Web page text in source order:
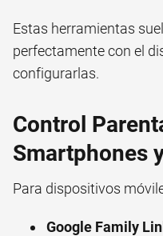
Estas herramientas
perfectamente con el
configurarlas.
Control
Smartphones
Para dispositivos
Google Family